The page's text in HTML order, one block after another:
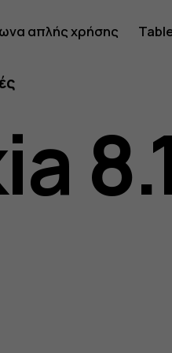
απλής χρήσης